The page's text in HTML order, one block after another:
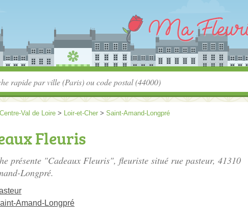
Centre-Val de Loire > Loir-et-Cher > Saint-Amand-Longpré
Fleuris
présente "Cadeaux Fleuris", fleuriste situé rue pasteur, 41310
Longpré.
Amand-Longpré